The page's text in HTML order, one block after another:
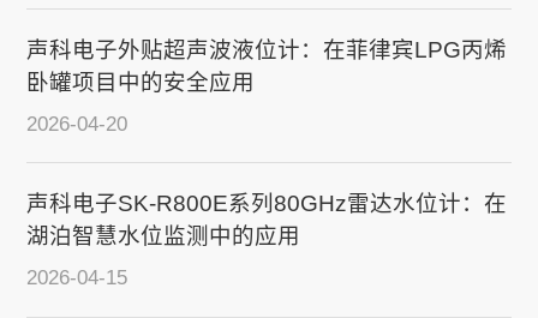
声科电子外贴超声波液位计：在菲律宾LPG丙烯
卧罐项目中的安全应用
2026-04-20
声科电子SK-R800E系列80GHz雷达水位计：在
湖泊智慧水位监测中的应用
2026-04-15